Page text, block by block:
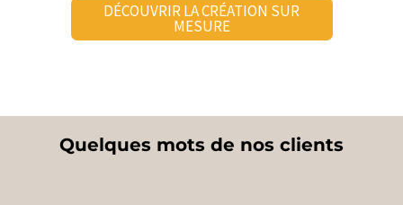
DÉCOUVRIR LA CRÉATION SUR
MESURE
Quelques mots de nos clients